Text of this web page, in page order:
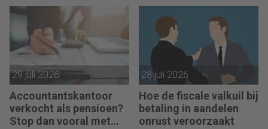
29 juli 2026
Accountantskantoor
verkocht als pensioen?
Stop dan vooral met
28 juli 2026
Hoe de fiscale valkuil bij
betaling in aandelen
onrust veroorzaakt